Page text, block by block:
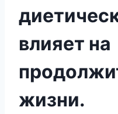
влияет на
жизни.